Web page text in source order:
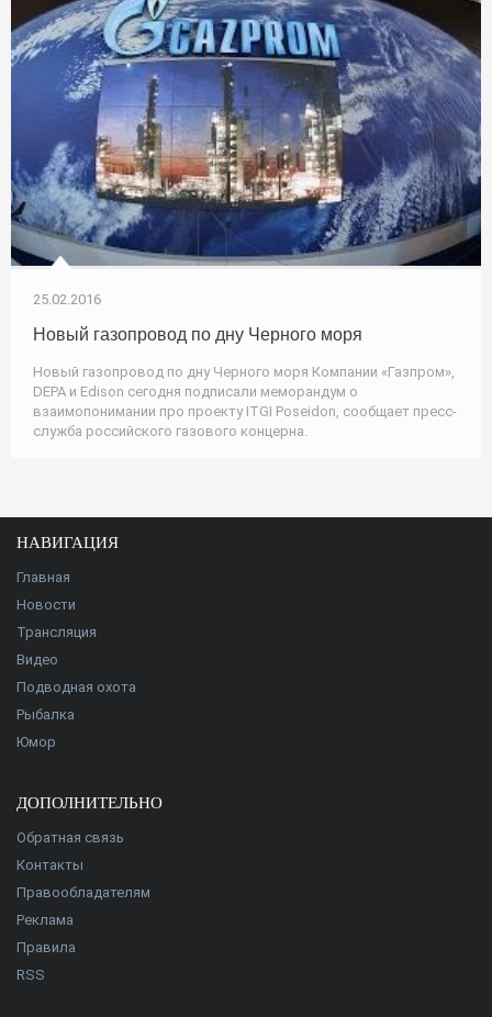
25.02.2016
Новый газопровод по дну Черного моря
Новый газопровод по дну Черного моря Компании «Газпром»,
DEPA и Edison сегодня подписали меморандум о
взаимопонимании про проекту ITGI Poseidon, сообщает пресс-
служба российского газового концерна.
НАВИГАЦИЯ
Главная
Новости
Трансляция
Видео
Подводная охота
Рыбалка
Юмор
ДОПОЛНИТЕЛЬНО
Обратная связь
Контакты
Правообладателям
Реклама
Правила
RSS